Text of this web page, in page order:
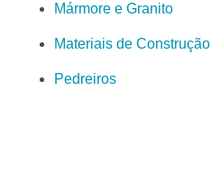
Mármore e Granito
Materiais de Construção
Pedreiros